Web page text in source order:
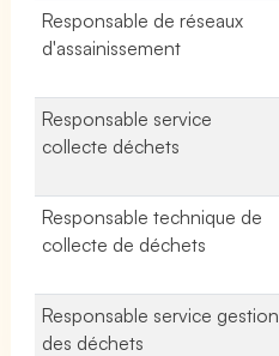
Responsable de réseaux
d'assainissement
Responsable service
collecte déchets
Responsable technique de
collecte de déchets
Responsable service gestion
des déchets